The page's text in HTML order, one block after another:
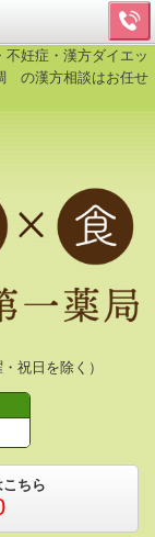
妊症・漢方ダイエッ
の漢方相談はお任せ
祝日を除く）
ちら